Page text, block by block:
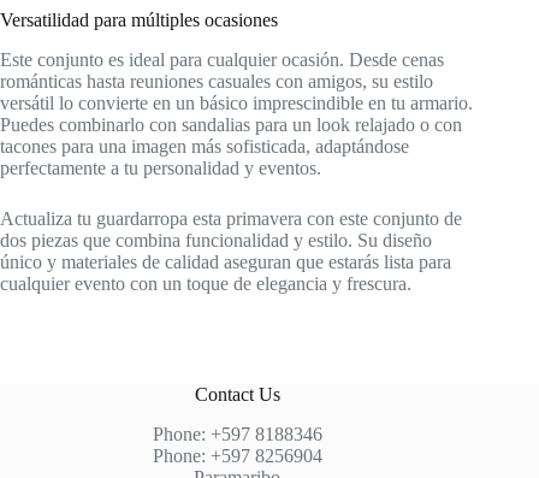
Versatilidad para múltiples ocasiones
Este conjunto es ideal para cualquier ocasión. Desde cenas
románticas hasta reuniones casuales con amigos, su estilo
versátil lo convierte en un básico imprescindible en tu armario.
Puedes combinarlo con sandalias para un look relajado o con
tacones para una imagen más sofisticada, adaptándose
perfectamente a tu personalidad y eventos.
Actualiza tu guardarropa esta primavera con este conjunto de
dos piezas que combina funcionalidad y estilo. Su diseño
único y materiales de calidad aseguran que estarás lista para
cualquier evento con un toque de elegancia y frescura.
Contact Us
Phone: +597 8188346
Phone: +597 8256904